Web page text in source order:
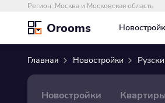
Регион: Москва и Московская область
Orooms
Главная Новостройки
Новостройки Квартиры